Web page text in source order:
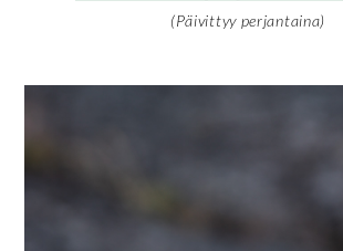
(Päivittyy perjantaina)